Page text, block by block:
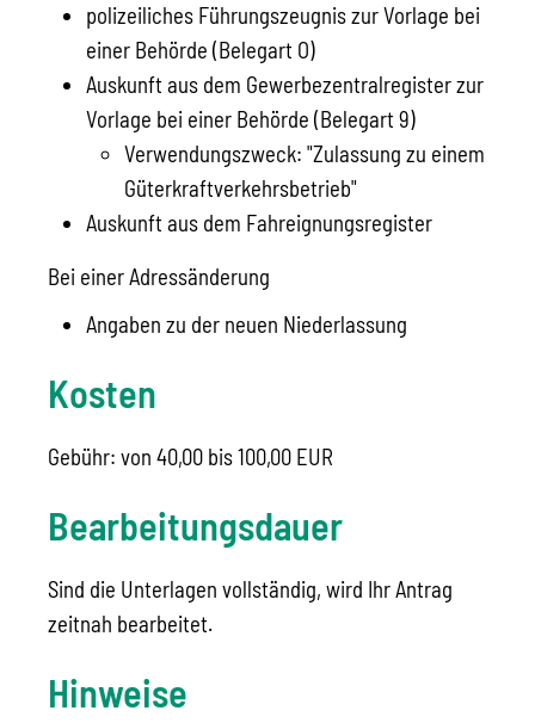
polizeiliches Führungszeugnis zur Vorlage bei
einer Behörde (Belegart O)
Auskunft aus dem Gewerbezentralregister zur
Vorlage bei einer Behörde (Belegart 9)
Verwendungszweck: "Zulassung zu einem
Güterkraftverkehrsbetrieb"
Auskunft aus dem Fahreignungsregister
Bei einer Adressänderung
Angaben zu der neuen Niederlassung
Kosten
Gebühr: von 40,00 bis 100,00 EUR
Bearbeitungsdauer
Sind die Unterlagen vollständig, wird Ihr Antrag
zeitnah bearbeitet.
Hinweise